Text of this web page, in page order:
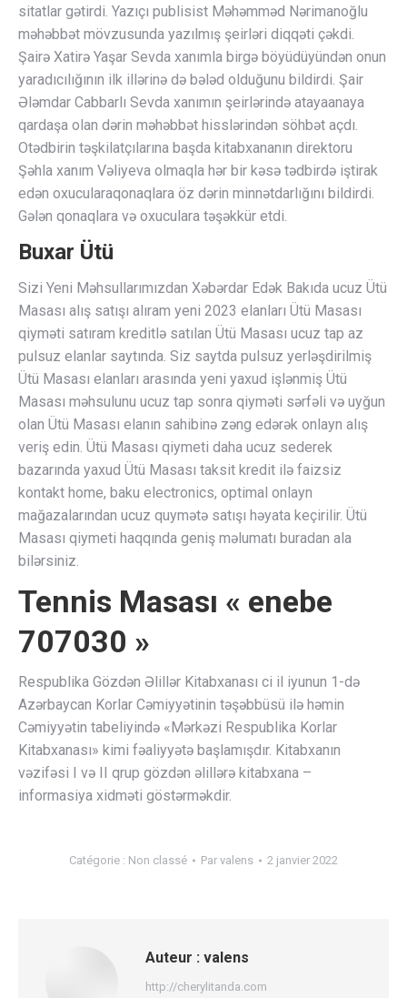
sitatlar gətirdi. Yazıçı publisist Məhəmməd Nərimanoğlu
məhəbbət mövzusunda yazılmış şeirləri diqqəti çəkdi.
Şairə Xatirə Yaşar Sevda xanımla birgə böyüdüyündən onun
yaradıcılığının ilk illərinə də bələd olduğunu bildirdi. Şair
Ələmdar Cabbarlı Sevda xanımın şeirlərində atayaanaya
qardaşa olan dərin məhəbbət hisslərindən söhbət açdı.
Otədbirin təşkilatçılarına başda kitabxananın direktoru
Şəhla xanım Vəliyeva olmaqla hər bir kəsə tədbirdə iştirak
edən oxucularaqonaqlara öz dərin minnətdarlığını bildirdi.
Gələn qonaqlara və oxuculara təşəkkür etdi.
Buxar Ütü
Sizi Yeni Məhsullarımızdan Xəbərdar Edək Bakıda ucuz Ütü
Masası alış satışı alıram yeni 2023 elanları Ütü Masası
qiyməti satıram kreditlə satılan Ütü Masası ucuz tap az
pulsuz elanlar saytında. Siz saytda pulsuz yerləşdirilmiş
Ütü Masası elanları arasında yeni yaxud işlənmiş Ütü
Masası məhsulunu ucuz tap sonra qiyməti sərfəli və uyğun
olan Ütü Masası elanın sahibinə zəng edərək onlayn alış
veriş edin. Ütü Masası qiymeti daha ucuz sederek
bazarında yaxud Ütü Masası taksit kredit ilə faizsiz
kontakt home, baku electronics, optimal onlayn
mağazalarından ucuz quymətə satışı həyata keçirilir. Ütü
Masası qiymeti haqqında geniş məlumatı buradan ala
bilərsiniz.
Tennis Masası « enebe
707030 »
Respublika Gözdən Əlillər Kitabxanası ci il iyunun 1-də
Azərbaycan Korlar Cəmiyyətinin təşəbbüsü ilə həmin
Cəmiyyətin tabeliyində «Mərkəzi Respublika Korlar
Kitabxanası» kimi fəaliyyətə başlamışdır. Kitabxanın
vəzifəsi I və II qrup gözdən əlillərə kitabxana –
informasiya xidməti göstərməkdir.
Catégorie : Non classé Par valens 2 janvier 2022
Auteur : valens
http://cherylitanda.com